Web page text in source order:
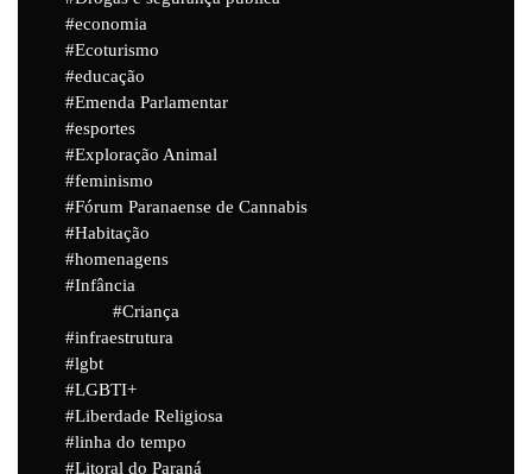
economia
Ecoturismo
educação
Emenda Parlamentar
esportes
Exploração Animal
feminismo
Fórum Paranaense de Cannabis
Habitação
homenagens
Infância
Criança
infraestrutura
lgbt
LGBTI+
Liberdade Religiosa
linha do tempo
Litoral do Paraná